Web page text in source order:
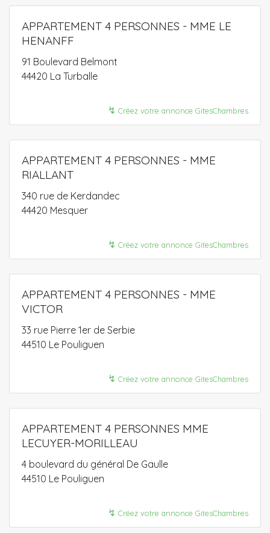
APPARTEMENT 4 PERSONNES - MME LE
HENANFF
91 Boulevard Belmont
44420 La Turballe
↯ Créez votre annonce GitesChambres
APPARTEMENT 4 PERSONNES - MME
RIALLANT
340 rue de Kerdandec
44420 Mesquer
↯ Créez votre annonce GitesChambres
APPARTEMENT 4 PERSONNES - MME
VICTOR
33 rue Pierre 1er de Serbie
44510 Le Pouliguen
↯ Créez votre annonce GitesChambres
APPARTEMENT 4 PERSONNES MME
LECUYER-MORILLEAU
4 boulevard du général De Gaulle
44510 Le Pouliguen
↯ Créez votre annonce GitesChambres